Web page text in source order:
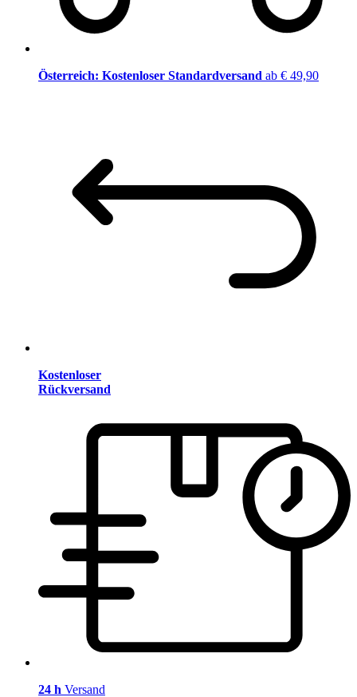
Österreich: Kostenloser Standardversand ab € 49,90
Kostenloser
Rückversand
24 h Versand